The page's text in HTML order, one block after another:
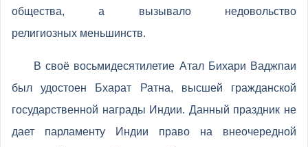
общества, а вызывало недовольство
религиозных меньшинств.
В своё восьмидесятилетие Атал Бихари Ваджпаи
был удостоен Бхарат Ратна, высшей гражданской
государственной награды Индии. Данный праздник не
дает парламенту Индии право на внеочередной